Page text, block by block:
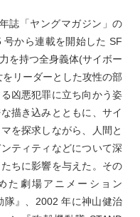
誌「ヤングマガジン」の
から連載を開始した SF
を持つ全身義体(サイボー
リーダーとした攻性の部
凶悪犯罪に立ち向かう姿
描き込みとともに、サイ
を探求しながら、人間と
ティティなどについて深
ちに影響を与えた。その
た劇場アニメーション
隊』、2002 年に神山健治